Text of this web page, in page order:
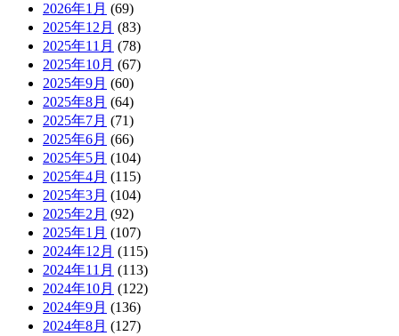
2026年1月 (69)
2025年12月 (83)
2025年11月 (78)
2025年10月 (67)
2025年9月 (60)
2025年8月 (64)
2025年7月 (71)
2025年6月 (66)
2025年5月 (104)
2025年4月 (115)
2025年3月 (104)
2025年2月 (92)
2025年1月 (107)
2024年12月 (115)
2024年11月 (113)
2024年10月 (122)
2024年9月 (136)
2024年8月 (127)